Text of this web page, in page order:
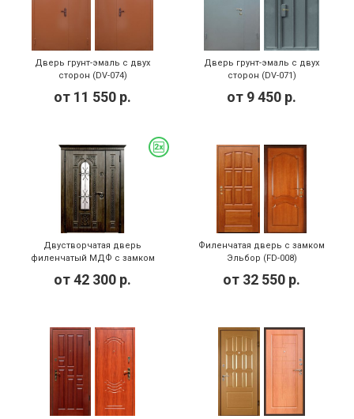
Дверь грунт-эмаль с двух
сторон (DV-074)
от 11 550 р.
Дверь грунт-эмаль с двух
сторон (DV-071)
от 9 450 р.
Двустворчатая дверь
филенчатый МДФ с замком
от42 300 р.
Филенчатая дверь с замком
Эльбор (FD-008)
от 32 550 р.